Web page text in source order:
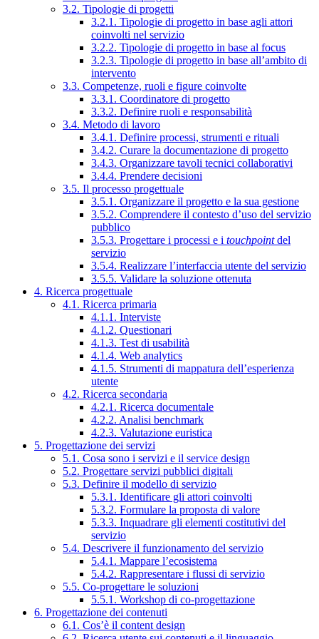
3.2. Tipologie di progetti
3.2.1. Tipologie di progetto in base agli attori
coinvolti nel servizio
3.2.2. Tipologie di progetto in base al focus
3.2.3. Tipologie di progetto in base all’ambito di
intervento
3.3. Competenze, ruoli e figure coinvolte
3.3.1. Coordinatore di progetto
3.3.2. Definire ruoli e responsabilità
3.4. Metodo di lavoro
3.4.1. Definire processi, strumenti e rituali
3.4.2. Curare la documentazione di progetto
3.4.3. Organizzare tavoli tecnici collaborativi
3.4.4. Prendere decisioni
3.5. Il processo progettuale
3.5.1. Organizzare il progetto e la sua gestione
3.5.2. Comprendere il contesto d’uso del servizio
pubblico
3.5.3. Progettare i processi e i touchpointdel
servizio
3.5.4. Realizzare l’interfaccia utente del servizio
3.5.5. Validare la soluzione ottenuta
4. Ricerca progettuale
4.1. Ricerca primaria
4.1.1. Interviste
4.1.2. Questionari
4.1.3. Test di usabilità
4.1.4. Web analytics
4.1.5. Strumenti di mappatura dell’esperienza
utente
4.2. Ricerca secondaria
4.2.1. Ricerca documentale
4.2.2. Analisi benchmark
4.2.3. Valutazione euristica
5. Progettazione dei servizi
5.1. Cosa sono i servizi e il service design
5.2. Progettare servizi pubblici digitali
5.3. Definire il modello di servizio
5.3.1. Identificare gli attori coinvolti
5.3.2. Formulare la proposta di valore
5.3.3. Inquadrare gli elementi costitutivi del
servizio
5.4. Descrivere il funzionamento del servizio
5.4.1. Mappare l’ecosistema
5.4.2. Rappresentare i flussi di servizio
5.5. Co-progettare le soluzioni
5.5.1. Workshop di co-progettazione
6. Progettazione dei contenuti
6.1. Cos’è il content design